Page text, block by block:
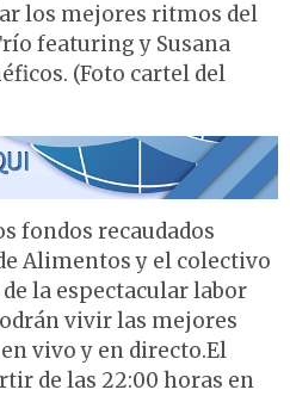
los mejores ritmos del
featuring y Susana
(Foto cartel del
fondos recaudados
Alimentos y el colectivo
de la espectacular labor
vivir las mejores
vivo y en directo.El
de las 22:00 horas en